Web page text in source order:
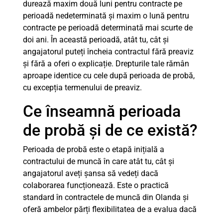
durează maxim două luni pentru contracte pe
perioadă nedeterminată și maxim o lună pentru
contracte pe perioadă determinată mai scurte de
doi ani. În această perioadă, atât tu, cât și
angajatorul puteți încheia contractul fără preaviz
și fără a oferi o explicație. Drepturile tale rămân
aproape identice cu cele după perioada de probă,
cu excepția termenului de preaviz.
Ce înseamnă perioada
de probă și de ce există?
Perioada de probă este o etapă inițială a
contractului de muncă în care atât tu, cât și
angajatorul aveți șansa să vedeți dacă
colaborarea funcționează. Este o practică
standard în contractele de muncă din Olanda și
oferă ambelor părți flexibilitatea de a evalua dacă